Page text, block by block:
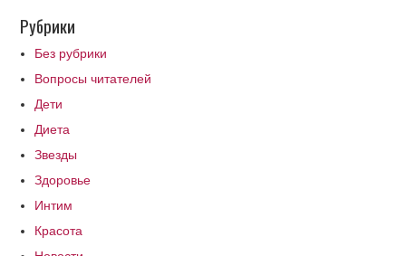
Рубрики
Без рубрики
Вопросы читателей
Дети
Диета
Звезды
Здоровье
Интим
Красота